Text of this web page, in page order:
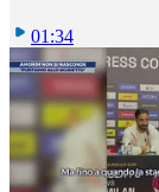
01:34